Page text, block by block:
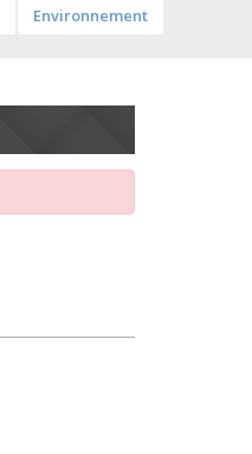
Environnement